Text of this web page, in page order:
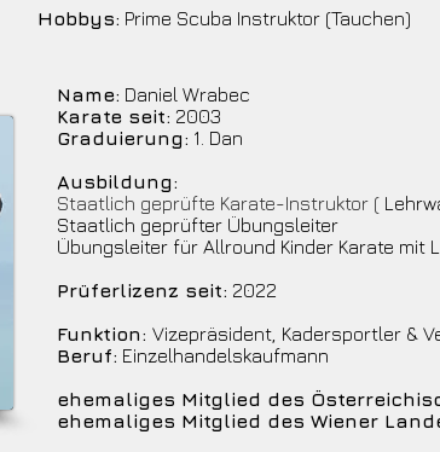
Hobbys: Prime Scuba Instruktor (Tauchen)
Name: Daniel Wrabec
Karate seit: 2003
Graduierung: 1. Dan
Ausbildung:
Staatlich geprüfte Karate-Instruktor (
Staatlich geprüfter Übungsleiter
Übungsleiter für Allround Kinder Karate mit
Prüferlizenz seit: 2022
Funktion: Vizepräsident, Kadersportler &
Beruf: Einzelhandelskaufmann
ehemaliges Mitglied des
ehemaliges Mitglied des Wiener